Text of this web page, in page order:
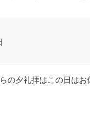
らの夕礼拝はこの日はお